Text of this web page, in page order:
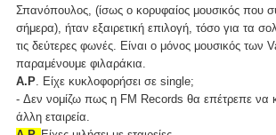
Σπανόπουλος, (ίσως ο κορυφαίος μουσικός που
σήμερα), ήταν εξαιρετική επιλογή, τόσο για τα
τις δεύτερες φωνές. Είναι ο μόνος μουσικός των
παραμένουμε φιλαράκια.
Α.Ρ . Είχε κυκλοφορήσει σε single;
- Δεν νομίζω πως η FM Records θα επέτρεπε να
άλλη εταιρεία.